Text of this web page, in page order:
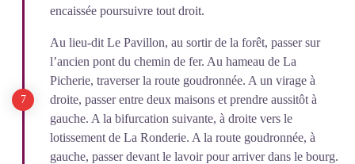
encaissée poursuivre tout droit.
Au lieu-dit Le Pavillon, au sortir de la forêt, passer sur
l’ancien pont du chemin de fer. Au hameau de La
Picherie, traverser la route goudronnée. A un virage à
droite, passer entre deux maisons et prendre aussitôt à
gauche. A la bifurcation suivante, à droite vers le
lotissement de La Ronderie. A la route goudronnée, à
gauche, passer devant le lavoir pour arriver dans le bourg.